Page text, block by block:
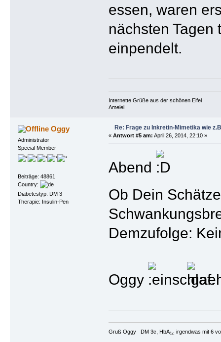
essen, waren
nächsten
einpendelt.
Internette Grüße aus der schönen Eifel
Amelei
Oggy
Administrator
Special Member
Beiträge: 48861
Country:
Diabetestyp: DM 3
Therapie: Insulin-Pen
Re: Frage zu Inkretin-Mimetika wie
« Antwort #5 am: April 26, 2014, 22:10 »
Abend
Ob Dein
Demzufolge:
Oggy
Gruß Oggy DM 3c, HbA1c irgendwas mit 6